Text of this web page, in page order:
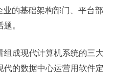
的基础架构部门、平台部
。
成现代计算机系统的三大
代的数据中心运营用软件定